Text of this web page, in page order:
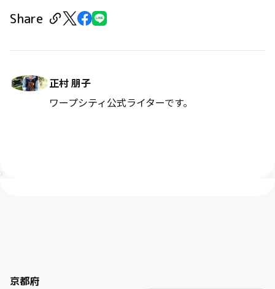
Share
正村 朋子
ワープシティ公式ライターです。
京都府